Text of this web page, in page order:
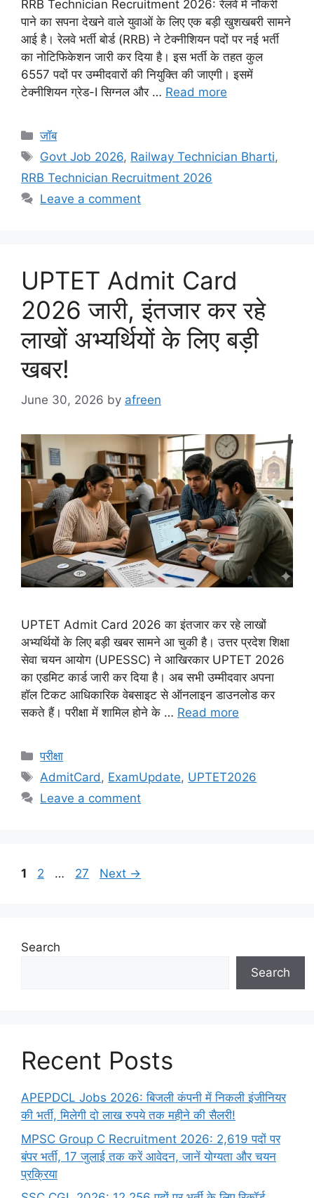
RRB Technician Recruitment 2026: रेलवे में नौकरी
पाने का सपना देखने वाले युवाओं के लिए एक बड़ी खुशखबरी सामने
आई है। रेलवे भर्ती बोर्ड (RRB) ने टेक्नीशियन पदों पर नई भर्ती
का नोटिफिकेशन जारी कर दिया है। इस भर्ती के तहत कुल
6557 पदों पर उम्मीदवारों की नियुक्ति की जाएगी। इसमें
टेक्नीशियन ग्रेड-I सिग्नल और … Read more
Categories
जॉब
Tags
Govt Job 2026, Railway Technician Bharti,
RRB Technician Recruitment 2026
Leave a comment
UPTET Admit Card
2026 जारी, इंतजार कर रहे
लाखों अभ्यर्थियों के लिए बड़ी
खबर!
June 30, 2026 by afreen
UPTET Admit Card 2026 का इंतजार कर रहे लाखों
अभ्यर्थियों के लिए बड़ी खबर सामने आ चुकी है। उत्तर प्रदेश शिक्षा
सेवा चयन आयोग (UPESSC) ने आखिरकार UPTET 2026
का एडमिट कार्ड जारी कर दिया है। अब सभी उम्मीदवार अपना
हॉल टिकट आधिकारिक वेबसाइट से ऑनलाइन डाउनलोड कर
सकते हैं। परीक्षा में शामिल होने के … Read more
Categories
परीक्षा
Tags
AdmitCard, ExamUpdate, UPTET2026
Leave a comment
Page
1 Page
2 … Page
27 Next →
Search
Search
Recent Posts
APEPDCL Jobs 2026: बिजली कंपनी में निकली इंजीनियर
की भर्ती, मिलेगी दो लाख रुपये तक महीने की सैलरी!
MPSC Group C Recruitment 2026: 2,619 पदों पर
बंपर भर्ती, 17 जुलाई तक करें आवेदन, जानें योग्यता और चयन
प्रक्रिया